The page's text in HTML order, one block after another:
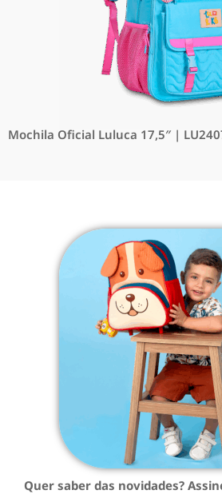
Mochila Oficial Luluca 17,5″ |
Quer saber das novidades?